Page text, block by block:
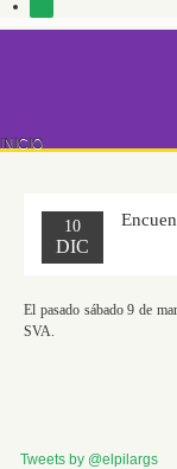
INICIO
10
DIC
El pasado sábado 9 de
SVA.
Tweets by @elpilargs